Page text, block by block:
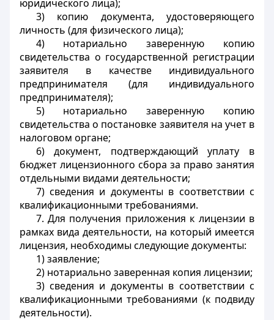
юридического лица);
3) копию документа, удостоверяющего
личность (для физического лица);
4) нотариально заверенную копию
свидетельства о государственной регистрации
заявителя в качестве индивидуального
предпринимателя (для индивидуального
предпринимателя);
5) нотариально заверенную копию
свидетельства о постановке заявителя на учет в
налоговом органе;
6) документ, подтверждающий уплату в
бюджет лицензионного сбора за право занятия
отдельными видами деятельности;
7) сведения и документы в соответствии с
квалификационными требованиями.
7. Для получения приложения к лицензии в
рамках вида деятельности, на который имеется
лицензия, необходимы следующие документы:
1) заявление;
2) нотариально заверенная копия лицензии;
3) сведения и документы в соответствии с
квалификационными требованиями (к подвиду
деятельности).